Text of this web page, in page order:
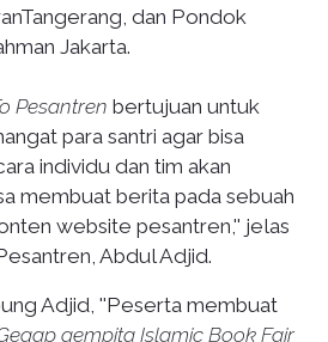
dan Pondok
Jakarta.
Pesantren bertujuan untuk
para santri agar bisa
individu dan tim akan
membuat berita pada sebuah
website pesantren,'' jelas
Abdul Adjid.
Adjid, ''Peserta membuat
gempita Islamic Book Fair